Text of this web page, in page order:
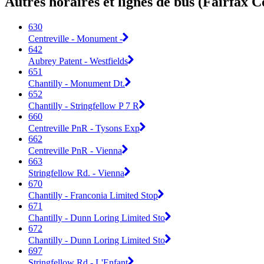
630
Centreville - Monument -
642
Aubrey Patent - Westfields
651
Chantilly - Monument Dt.
652
Chantilly - Stringfellow P 7 R
660
Centreville PnR - Tysons Exp
662
Centreville PnR - Vienna
663
Stringfellow Rd. - Vienna
670
Chantilly - Franconia Limited Stop
671
Chantilly - Dunn Loring Limited Sto
672
Chantilly - Dunn Loring Limited Sto
697